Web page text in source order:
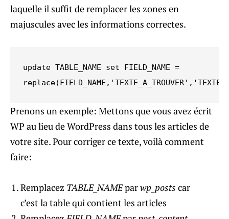
laquelle il suffit de remplacer les zones en
majuscules avec les informations correctes.
update TABLE_NAME set FIELD_NAME =
Prenons un exemple: Mettons que vous avez écrit
WP au lieu de WordPress dans tous les articles de
votre site. Pour corriger ce texte, voilà comment
faire:
Remplacez TABLE_NAMEparwp_posts car
c’est la table qui contient les articles